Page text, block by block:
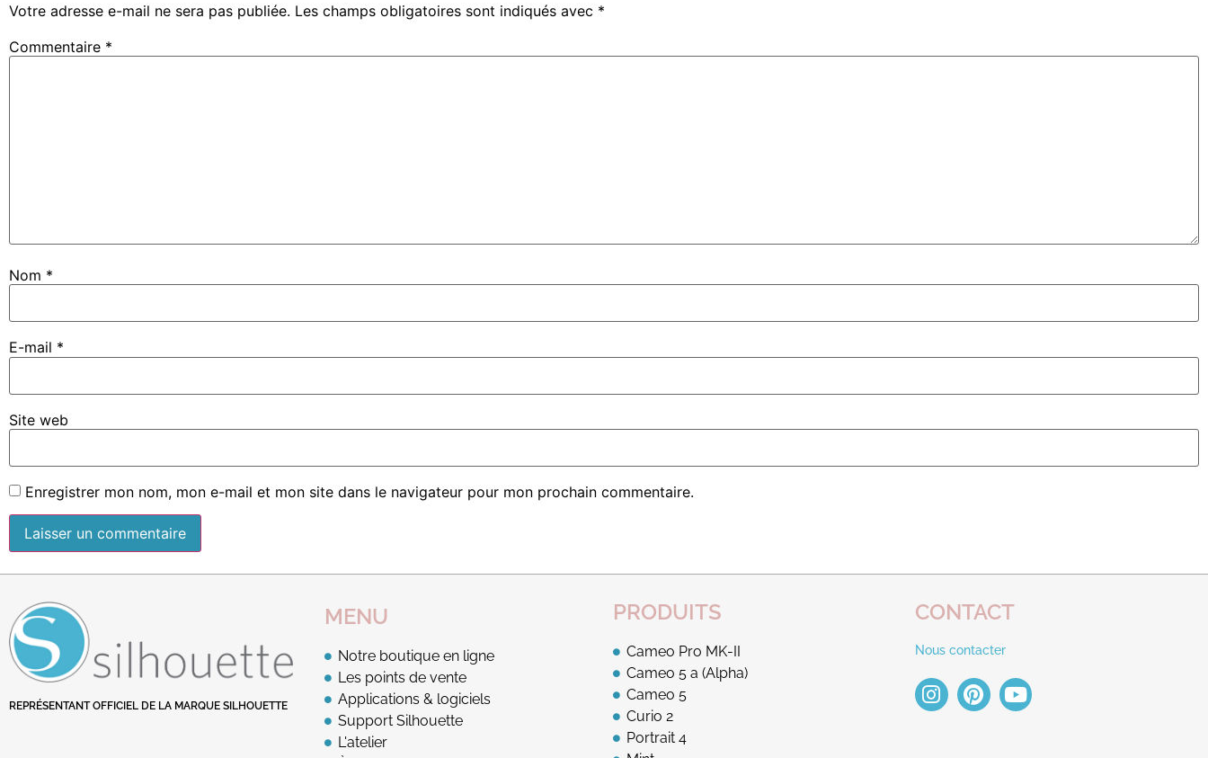
Votre adresse e-mail ne sera pas publiée. Les champs obligatoires sont indiqués avec *
Commentaire *
Nom *
E-mail *
Site web
Enregistrer mon nom, mon e-mail et mon site dans le navigateur pour mon prochain commentaire.
REPRÉSENTANT OFFICIEL DE LA MARQUE SILHOUETTE
MENU
Notre boutique en ligne
Les points de vente
Applications & logiciels
Support Silhouette
L'atelier
PRODUITS
Cameo Pro MK-II
Cameo 5 a (Alpha)
Cameo 5
Curio 2
Portrait 4
CONTACT
Nous contacter